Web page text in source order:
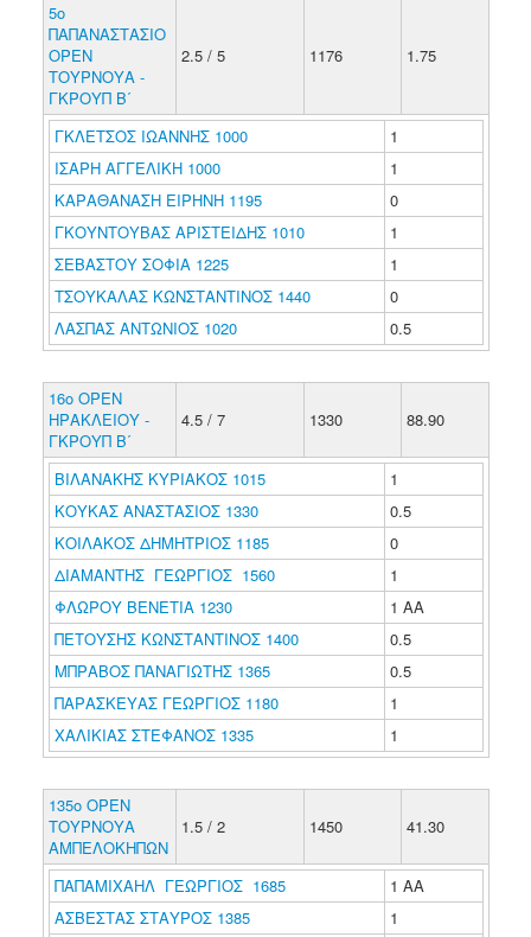
5ο
ΠΑΠΑΝΑΣΤΑΣΙΟ
ΟΡΕΝ
ΤΟΥΡΝΟΥΑ -
ΓΚΡΟΥΠ Β΄
2.5 / 5 1176 1.75
ΓΚΛΕΤΣΟΣ ΙΩΑΝΝΗΣ 1000
1
ΙΣΑΡΗ ΑΓΓΕΛΙΚΗ 1000
1
ΚΑΡΑΘΑΝΑΣΗ ΕΙΡΗΝΗ 1195
0
ΓΚΟΥΝΤΟΥΒΑΣ ΑΡΙΣΤΕΙΔΗΣ 1010
1
ΣΕΒΑΣΤΟΥ ΣΟΦΙΑ 1225
1
ΤΣΟΥΚΑΛΑΣ ΚΩΝΣΤΑΝΤΙΝΟΣ 1440
0
ΛΑΣΠΑΣ ΑΝΤΩΝΙΟΣ 1020
0.5
16ο ΟΡΕΝ
ΗΡΑΚΛΕΙΟΥ -
ΓΚΡΟΥΠ Β΄
4.5 / 7 1330 88.90
ΒΙΛΑΝΑΚΗΣ ΚΥΡΙΑΚΟΣ 1015
1
ΚΟΥΚΑΣ ΑΝΑΣΤΑΣΙΟΣ 1330
0.5
ΚΟΙΛΑΚΟΣ ΔΗΜΗΤΡΙΟΣ 1185
0
ΔΙΑΜΑΝΤΗΣ ΓΕΩΡΓΙΟΣ 1560
1
ΦΛΩΡΟΥ ΒΕΝΕΤΙΑ 1230
1 ΑΑ
ΠΕΤΟΥΣΗΣ ΚΩΝΣΤΑΝΤΙΝΟΣ 1400
0.5
ΜΠΡΑΒΟΣ ΠΑΝΑΓΙΩΤΗΣ 1365
0.5
ΠΑΡΑΣΚΕΥΑΣ ΓΕΩΡΓΙΟΣ 1180
1
ΧΑΛΙΚΙΑΣ ΣΤΕΦΑΝΟΣ 1335
1
135ο ΟΡΕΝ
ΤΟΥΡΝΟΥΑ
ΑΜΠΕΛΟΚΗΠΩΝ
1.5 / 2 1450 41.30
ΠΑΠΑΜΙΧΑΗΛ ΓΕΩΡΓΙΟΣ 1685
1 ΑΑ
ΑΣΒΕΣΤΑΣ ΣΤΑΥΡΟΣ 1385
1